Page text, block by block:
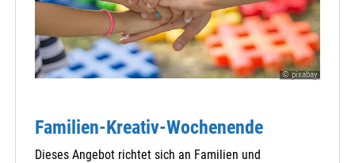
© pixabay
Familien-Kreativ-Wochenende
Dieses Angebot richtet sich an Familien und